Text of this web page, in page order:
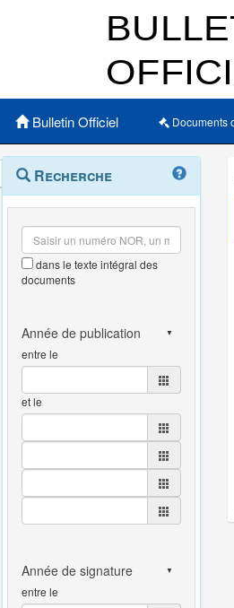
Bulletin Officiel Documents
Navigation
et
outils
annexes
Menu
contextuel
Recherche
dans le texte intégral des
documents
entre le
et le
entre le